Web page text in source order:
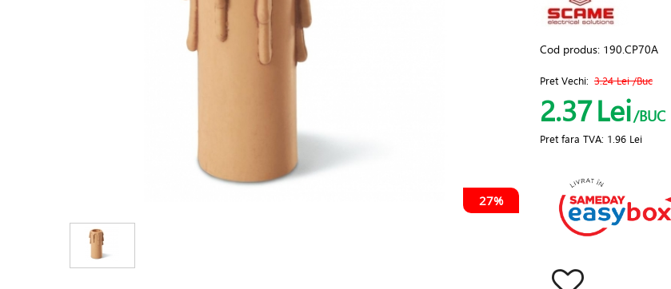
27%
Cod produs: 190.CP70A
Pret Vechi: 3.24 Lei/Buc
2.37Lei/BUC
Pret fara TVA: 1.96 Lei